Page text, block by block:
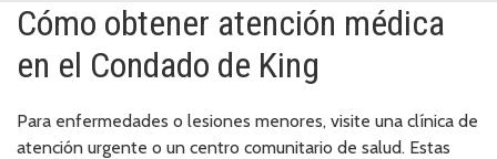
Cómo obtener atención médica
en el Condado de King
Para enfermedades o lesiones menores, visite una clínica de
atención urgente o un centro comunitario de salud. Estas